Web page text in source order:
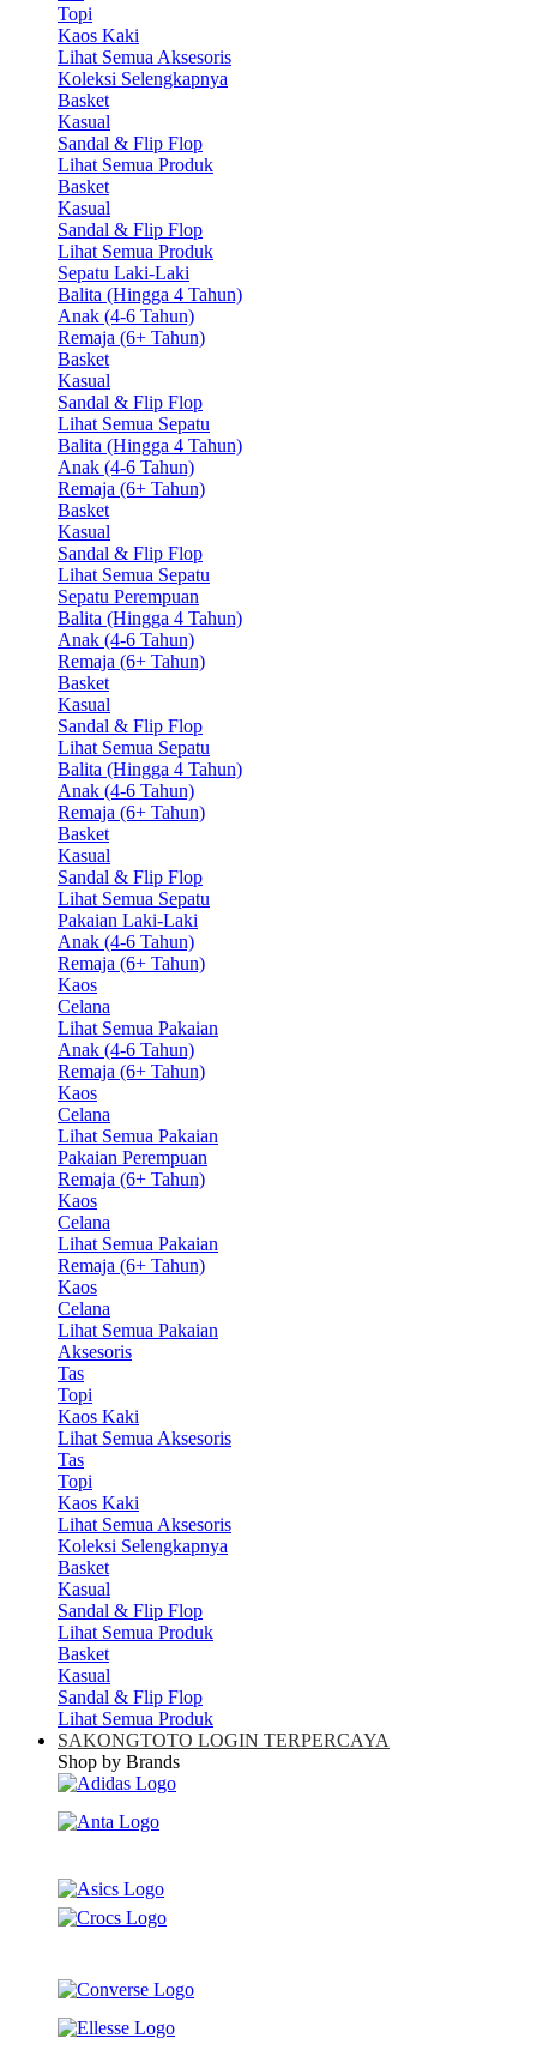
Topi
Kaos Kaki
Lihat Semua Aksesoris
Koleksi Selengkapnya
Basket
Kasual
Sandal & Flip Flop
Lihat Semua Produk
Basket
Kasual
Sandal & Flip Flop
Lihat Semua Produk
Sepatu Laki-Laki
Balita (Hingga 4 Tahun)
Anak (4-6 Tahun)
Remaja (6+ Tahun)
Basket
Kasual
Sandal & Flip Flop
Lihat Semua Sepatu
Balita (Hingga 4 Tahun)
Anak (4-6 Tahun)
Remaja (6+ Tahun)
Basket
Kasual
Sandal & Flip Flop
Lihat Semua Sepatu
Sepatu Perempuan
Balita (Hingga 4 Tahun)
Anak (4-6 Tahun)
Remaja (6+ Tahun)
Basket
Kasual
Sandal & Flip Flop
Lihat Semua Sepatu
Balita (Hingga 4 Tahun)
Anak (4-6 Tahun)
Remaja (6+ Tahun)
Basket
Kasual
Sandal & Flip Flop
Lihat Semua Sepatu
Pakaian Laki-Laki
Anak (4-6 Tahun)
Remaja (6+ Tahun)
Kaos
Celana
Lihat Semua Pakaian
Anak (4-6 Tahun)
Remaja (6+ Tahun)
Kaos
Celana
Lihat Semua Pakaian
Pakaian Perempuan
Remaja (6+ Tahun)
Kaos
Celana
Lihat Semua Pakaian
Remaja (6+ Tahun)
Kaos
Celana
Lihat Semua Pakaian
Aksesoris
Tas
Topi
Kaos Kaki
Lihat Semua Aksesoris
Tas
Topi
Kaos Kaki
Lihat Semua Aksesoris
Koleksi Selengkapnya
Basket
Kasual
Sandal & Flip Flop
Lihat Semua Produk
Basket
Kasual
Sandal & Flip Flop
Lihat Semua Produk
SAKONGTOTO LOGIN TERPERCAYA
Shop by Brands